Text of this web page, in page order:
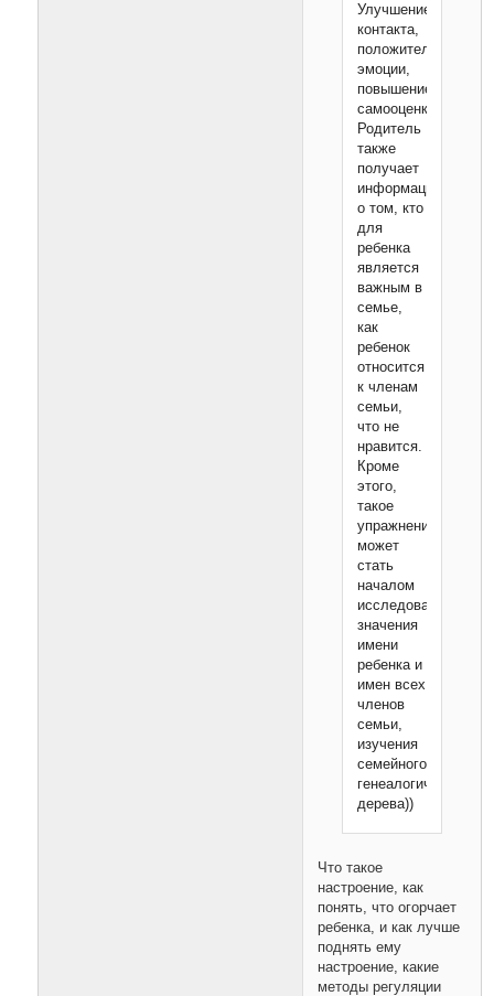
Улучшение
контакта,
положительные
эмоции,
повышение
самооценки.
Родитель
также
получает
информацию
о том, кто
для
ребенка
является
важным в
семье,
как
ребенок
относится
к членам
семьи,
что не
нравится.
Кроме
этого,
такое
упражнение
может
стать
началом
исследования
значения
имени
ребенка и
имен всех
членов
семьи,
изучения
семейного
генеалогического
дерева))
Что такое
настроение, как
понять, что огорчает
ребенка, и как лучше
поднять ему
настроение, какие
методы регуляции